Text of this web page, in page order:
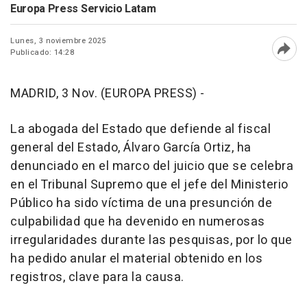
Europa Press Servicio Latam
Lunes, 3 noviembre 2025
Publicado: 14:28
MADRID, 3 Nov. (EUROPA PRESS) -
La abogada del Estado que defiende al fiscal
general del Estado, Álvaro García Ortiz, ha
denunciado en el marco del juicio que se celebra
en el Tribunal Supremo que el jefe del Ministerio
Público ha sido víctima de una presunción de
culpabilidad que ha devenido en numerosas
irregularidades durante las pesquisas, por lo que
ha pedido anular el material obtenido en los
registros, clave para la causa.